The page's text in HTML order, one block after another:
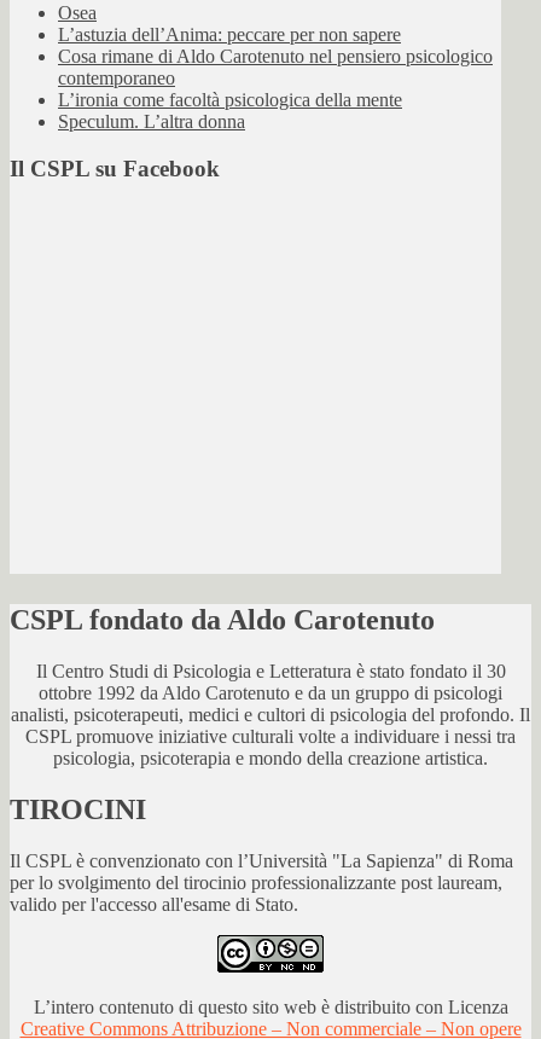
Osea
L’astuzia dell’Anima: peccare per non sapere
Cosa rimane di Aldo Carotenuto nel pensiero psicologico
contemporaneo
L’ironia come facoltà psicologica della mente
Speculum. L’altra donna
Il CSPL su Facebook
CSPL fondato da Aldo Carotenuto
Il Centro Studi di Psicologia e Letteratura è stato fondato il 30
ottobre 1992 da Aldo Carotenuto e da un gruppo di psicologi
analisti, psicoterapeuti, medici e cultori di psicologia del profondo. Il
CSPL promuove iniziative culturali volte a individuare i nessi tra
psicologia, psicoterapia e mondo della creazione artistica.
TIROCINI
Il CSPL è convenzionato con l’Università "La Sapienza" di Roma
per lo svolgimento del tirocinio professionalizzante post lauream,
valido per l'accesso all'esame di Stato.
L’intero contenuto di questo sito web è distribuito con Licenza
Creative Commons Attribuzione – Non commerciale – Non opere